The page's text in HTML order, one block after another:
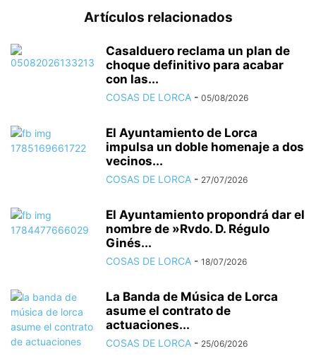
Artículos relacionados
Casalduero reclama un plan de
choque definitivo para acabar
con las...
COSAS DE LORCA - 05/08/2026
El Ayuntamiento de Lorca
impulsa un doble homenaje a dos
vecinos...
COSAS DE LORCA - 27/07/2026
El Ayuntamiento propondrá dar el
nombre de »Rvdo. D. Régulo
Ginés...
COSAS DE LORCA - 18/07/2026
La Banda de Música de Lorca
asume el contrato de
actuaciones...
COSAS DE LORCA - 25/06/2026